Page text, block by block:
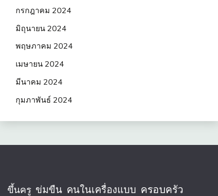
กรกฎาคม 2024
มิถุนายน 2024
พฤษภาคม 2024
เมษายน 2024
มีนาคม 2024
กุมภาพันธ์ 2024
ขึ้นครู ข่มขืน คนในเครื่องแบบ ครอบครัว